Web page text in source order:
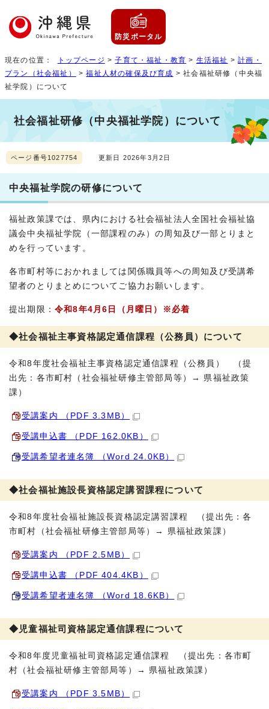
防災ポータル
現在の位置： トップページ >子育て・福祉・教育 > 生活福祉 >計画・
プラン（社会福祉）
>福祉人材の確保及び育成 > 社会福祉研修（中央福
祉学院）について
社会福祉研修（中央福祉学院）について
ページ番号1027754 更新日 2026年3月2日
中央福祉学院の研修について
福祉政策課では、県内における社会福祉法人全国社会福祉協
議会中央福祉学院（一部課程のみ）の周知及び一部とりまと
めを行っています。
各市町村等におかれましては関係職員等への周知及び受講希
望者のとりまとめについてご協力お願いします。
提出期限： 令和8年4月6日（月曜日）※必着
◆社会福祉主事資格認定通信課程（公務員）について
令和8年度社会福祉主事資格認定通信課程（公務員） （提
出先：各市町村（社会福祉研修主管部局等）→ 県福祉政策
課）
受講案内 （PDF 3.3MB）
受講申込書 （PDF 162.0KB）
受講希望者連名簿 （Word 24.0KB）
◆社会福祉施設長資格認定講習課程について
令和8年度社会福祉施設長資格認定講習課程 （提出先：各
市町村（社会福祉研修主管部局等）→ 県福祉政策課）
受講案内 （PDF 2.5MB）
受講申込書 （PDF 404.4KB）
受講希望者連名簿 （Word 18.6KB）
◆児童福祉司資格認定通信課程について
令和8年度児童福祉司資格認定通信課程 （提出先：各市町
村（社会福祉研修主管部局等）→ 県福祉政策課）
受講案内 （PDF 3.5MB）